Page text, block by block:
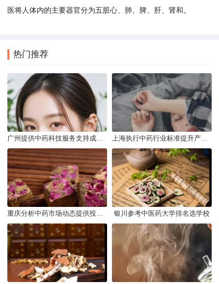
医将人体内的主要器官分为五脏心、肺、脾、肝、肾和。
热门推荐
银川参考中医药大学排名选学校